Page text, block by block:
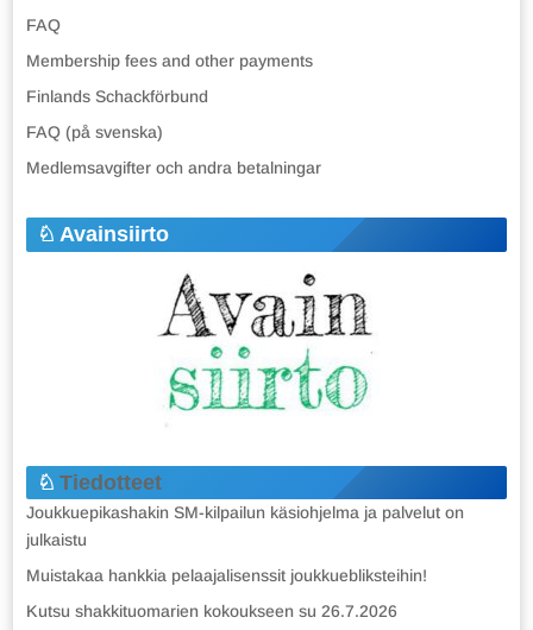
FAQ
Membership fees and other payments
Finlands Schackförbund
FAQ (på svenska)
Medlemsavgifter och andra betalningar
Avainsiirto
Tiedotteet
Joukkuepikashakin SM-kilpailun käsiohjelma ja palvelut on
julkaistu
Muistakaa hankkia pelaajalisenssit joukkuebliksteihin!
Kutsu shakkituomarien kokoukseen su 26.7.2026